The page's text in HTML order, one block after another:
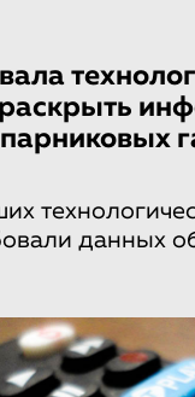
данных